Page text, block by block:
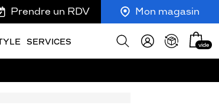
Prendre un RDV Mon magasin
SERVICES
Afficher
Mon
panier
vide